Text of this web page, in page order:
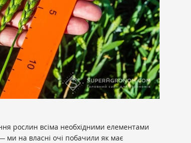
рослин всіма необхідними елементами
ми на власні очі побачили як має